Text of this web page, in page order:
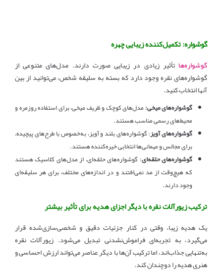
گوشواره: تکمیل‌کننده زیبایی چهره
گوشواره‌ها تأثیر زیادی در زیبایی صورت دارند. مدل‌های متنوعی از
گوشواره‌های نقره وجود دارد که بسته به سلیقه شخص، می‌توانید از بین
آنها انتخاب کنید.
گوشواره‌های میخی:مدل‌های کوچک و ظریف میخی، برای استفاده روزمره و
محیط‌های رسمی مناسب هستند.
گوشواره‌های آویز: گوشواره‌های بلند و آویز، به‌خصوص با طرح‌های پیچیده،
برای مجالس و مهمانی‌ها انتخابی خیره‌کننده هستند.
گوشواره‌های حلقه‌ای: گوشواره‌های حلقه‌ای، از مدل‌های کلاسیک هستند
که هیچ‌وقت از مد نمی‌افتند و در اندازه‌های مختلف، برای هر سلیقه‌ای
وجود دارند.
ترکیب زیورآلات نقره با دیگر اجزای هدیه برای تأثیر بیشتر
یک هدیه زیبا، وقتی در کنار جزئیات دقیق و شخصی‌سازی‌شده قرار
می‌گیرد، به تجربه‌ای فراموش‌نشدنی تبدیل می‌شود. زیورآلات نقره
به‌تنهایی جذاب‌اند، اما ترکیب آن‌ها با دیگر عناصر می‌تواند ارزش احساسی و
هنری هدیه را دوچندان کند.